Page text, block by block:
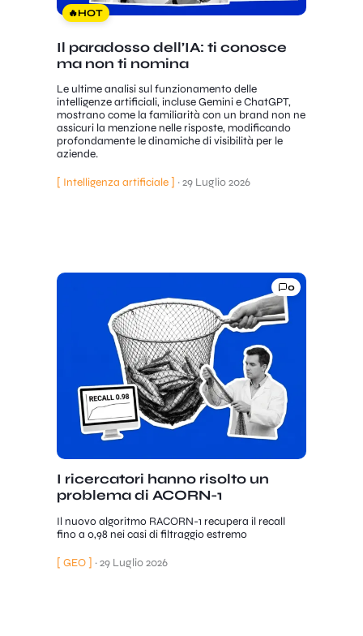
🔥HOT
Il paradosso dell’IA: ti conosce
ma non ti nomina
Le ultime analisi sul funzionamento delle
intelligenze artificiali, incluse Gemini e ChatGPT,
mostrano come la familiarità con un brand non ne
assicuri la menzione nelle risposte, modificando
profondamente le dinamiche di visibilità per le
aziende.
[ Intelligenza artificiale ] ·29 Luglio 2026
0
I ricercatori hanno risolto un
problema di ACORN-1
Il nuovo algoritmo RACORN-1 recupera il recall
fino a 0,98 nei casi di filtraggio estremo
[ GEO ] ·29 Luglio 2026